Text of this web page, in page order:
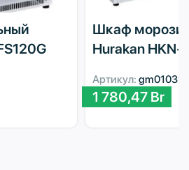
Шкаф
Hurakan HKN-
Артикул: gm010317
1 780,47 Br